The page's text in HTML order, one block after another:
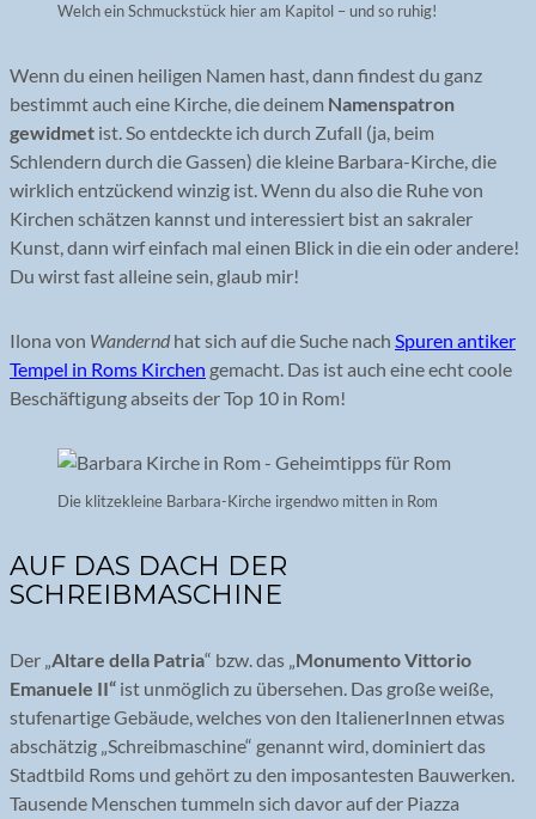
Welch ein Schmuckstück hier am Kapitol – und so ruhig!
Wenn du einen heiligen Namen hast, dann findest du ganz
bestimmt auch eine Kirche, die deinem Namenspatron
gewidmet ist. So entdeckte ich durch Zufall (ja, beim
Schlendern durch die Gassen) die kleine Barbara-Kirche, die
wirklich entzückend winzig ist. Wenn du also die Ruhe von
Kirchen schätzen kannst und interessiert bist an sakraler
Kunst, dann wirf einfach mal einen Blick in die ein oder andere!
Du wirst fast alleine sein, glaub mir!
Ilona von Wanderndhat sich auf die Suche nach Spuren antiker
Tempel in Roms Kirchen gemacht. Das ist auch eine echt coole
Beschäftigung abseits der Top 10 in Rom!
Die klitzekleine Barbara-Kirche irgendwo mitten in Rom
AUF DAS DACH DER
SCHREIBMASCHINE
Der „Altare della Patria“ bzw. das „Monumento Vittorio
Emanuele II“ ist unmöglich zu übersehen. Das große weiße,
stufenartige Gebäude, welches von den ItalienerInnen etwas
abschätzig „Schreibmaschine“ genannt wird, dominiert das
Stadtbild Roms und gehört zu den imposantesten Bauwerken.
Tausende Menschen tummeln sich davor auf der Piazza